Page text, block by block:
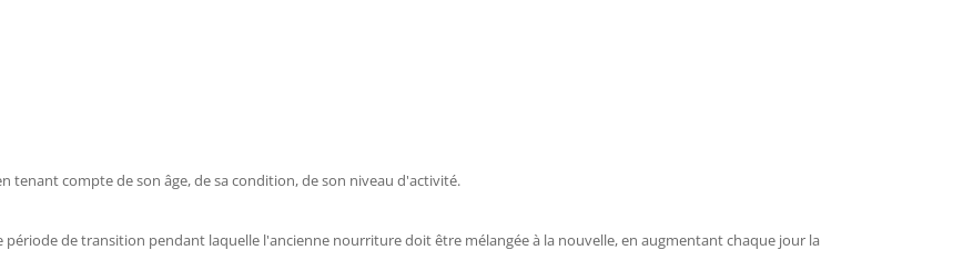
tenant compte de son âge, de sa condition, de son niveau d'activité.
de transition pendant laquelle l'ancienne nourriture doit être mélangée à la nouvelle, en augmentant chaque jour la